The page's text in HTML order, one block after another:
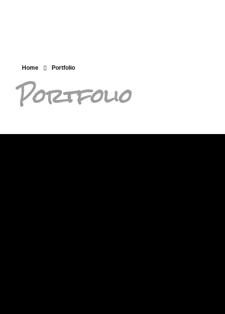
Home Portfolio
Portfolio